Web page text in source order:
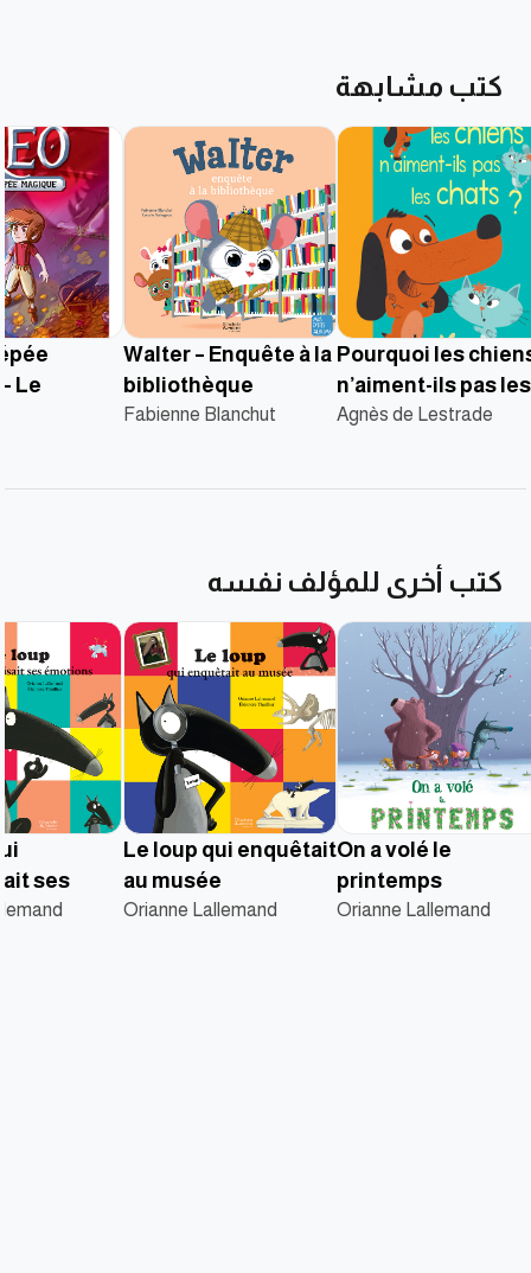
كتب مشابهة
Pourquoi les
n’aiment-ils pas les
chats ?
Agnès de Lestrade
Walter – Enquête à la
bibliothèque
Fabienne Blanchut
Le
كتب أخرى للمؤلف نفسه
On a volé le
printemps
Orianne Lallemand
Le loup qui enquêtait
au musée
Orianne Lallemand
ses